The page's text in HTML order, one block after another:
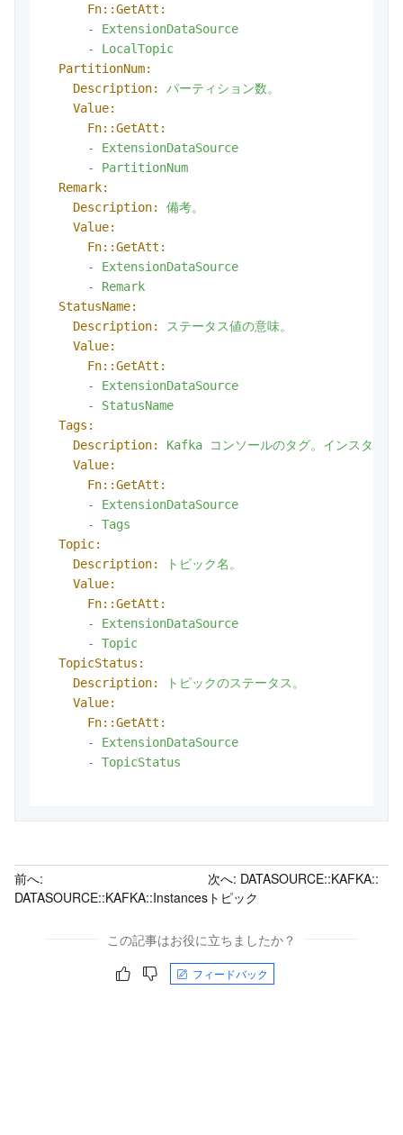
Fn::GetAtt:
-
ExtensionDataSource
-
LocalTopic
PartitionNum:
Description:
パーティション数。
Value:
Fn::GetAtt:
-
ExtensionDataSource
-
PartitionNum
Remark:
Description:
備考。
Value:
Fn::GetAtt:
-
ExtensionDataSource
-
Remark
StatusName:
Description:
ステータス値の意味。
Value:
Fn::GetAtt:
-
ExtensionDataSource
-
StatusName
Tags:
Description:
Kafka
コンソールのタグ。インスタン
Value:
Fn::GetAtt:
-
ExtensionDataSource
-
Tags
Topic:
Description:
トピック名。
Value:
Fn::GetAtt:
-
ExtensionDataSource
-
Topic
TopicStatus:
Description:
トピックのステータス。
Value:
Fn::GetAtt:
-
ExtensionDataSource
-
TopicStatus
前へ:
DATASOURCE::KAFKA::Instances
次へ: DATASOURCE::KAFKA::
トピック
この記事はお役に立ちましたか？
フィードバック